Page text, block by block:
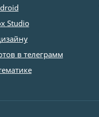
Studio
в телеграмм